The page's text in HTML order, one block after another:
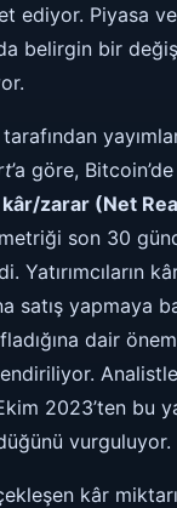
ediyor. Piyasa
belirgin bir
’a göre, Bitcoin’de
zarar (Net
metriği son 30
Yatırımcıların
satış yapmaya
dair
2023’ten bu
vurguluyor.
kâr